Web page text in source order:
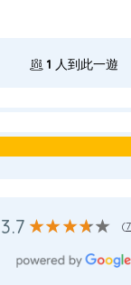
1 人到此一遊
3.7 (